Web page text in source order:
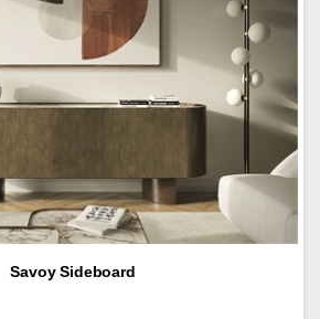
Savoy Sideboard